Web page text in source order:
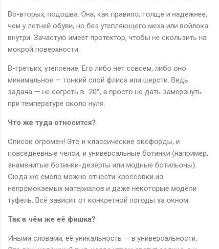
Во-вторых, подошва. Она, как правило, толще и надежнее,
чем у летней обуви, но без утепляющего меха или войлока
внутри. Зачастую имеет протектор, чтобы не скользить на
мокрой поверхности.
В-третьих, утепление. Его либо нет совсем, либо оно
минимальное — тонкий слой флиса или шерсти. Ведь
задача — не согреть в -20°, а просто не дать замёрзнуть
при температуре около нуля.
Что же туда относится?
Список огромен! Это и классические оксфорды, и
повседневные челси, и универсальные ботинки (например,
знаменитые ботинки-дезерты или модные ботильоны).
Сюда же смело можно отнести кроссовки из
непромокаемых материалов и даже некоторые модели
туфель. Всё зависит от конкретной погоды за окном.
Так в чём же её фишка?
Иными словами, её уникальность — в универсальности.